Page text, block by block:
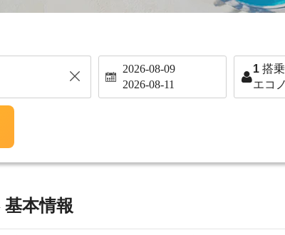
2026-08-09
2026-08-11
1 搭
エコ
本情報